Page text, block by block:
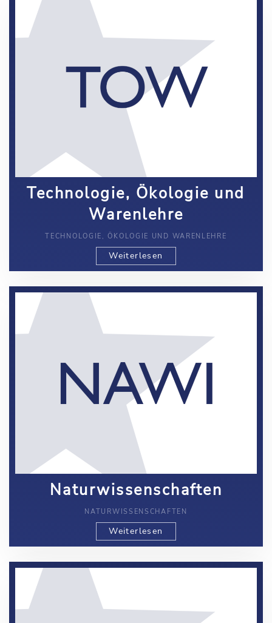
Technologie, Ökologie und
Warenlehre
TECHNOLOGIE, ÖKOLOGIE UND WARENLEHRE
Weiterlesen
Naturwissenschaften
NATURWISSENSCHAFTEN
Weiterlesen